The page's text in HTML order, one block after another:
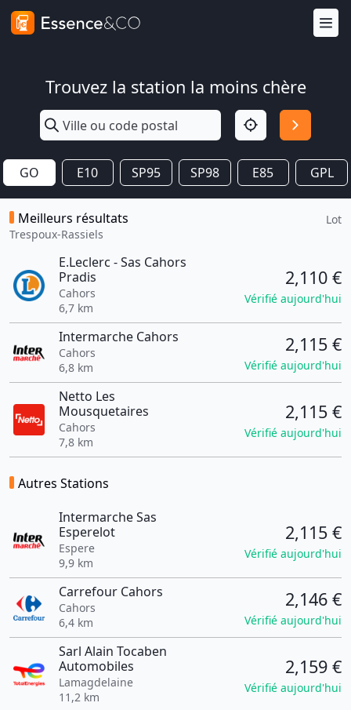
Trouvez la station la moins chère
GO E10 SP95 SP98 E85 GPL
Meilleurs résultats
Trespoux-Rassiels
Lot
E.Leclerc - Sas Cahors
Pradis
Cahors
6,7 km
2,110 €
Vérifié aujourd'hui
Intermarche Cahors
Cahors
6,8 km
2,115 €
Vérifié aujourd'hui
Netto Les
Mousquetaires
Cahors
7,8 km
2,115 €
Vérifié aujourd'hui
Autres Stations
Intermarche Sas
Esperelot
Espere
9,9 km
2,115 €
Vérifié aujourd'hui
Carrefour Cahors
Cahors
6,4 km
2,146 €
Vérifié aujourd'hui
Sarl Alain Tocaben
Automobiles
Lamagdelaine
11,2 km
2,159 €
Vérifié aujourd'hui